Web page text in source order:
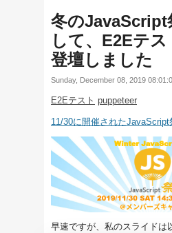
冬のJavaScript
して、E2Eテ
登壇しました
Sunday, December 08, 2019
E2Eテスト puppeteer
11/30に開催された
早速ですが、私のスライドは